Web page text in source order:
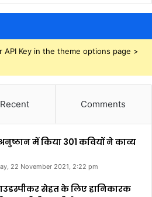
Key in the theme options page >
Recent Comments
में किया 301 कवियों ने काव्य
22 November 2021, 2:22 pm
सेहत के लिए हानिकारक